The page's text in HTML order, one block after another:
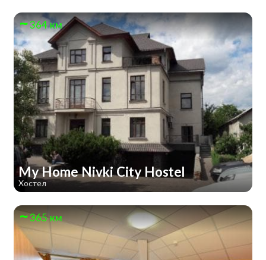
364 км
My Home Nivki City Hostel
Хостел
365 км